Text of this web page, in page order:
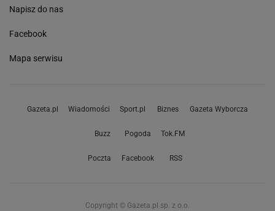
Napisz do nas
Facebook
Mapa serwisu
Gazeta.pl Wiadomości Sport.pl Biznes Gazeta Wyborcza
Buzz Pogoda Tok.FM
Poczta Facebook RSS
Copyright © Gazeta.pl sp. z o.o.